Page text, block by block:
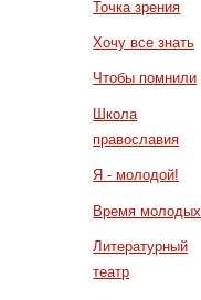
Точка зрения
Хочу все знать
Чтобы помнили
Школа
православия
Я - молодой!
Время молодых
Литературный
театр